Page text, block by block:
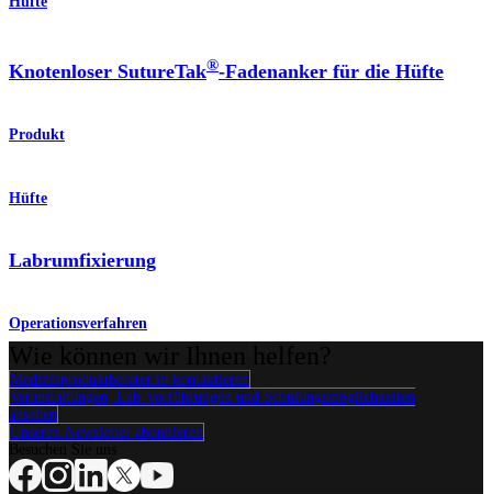
Knotenloser SutureTak®-Fadenanker für die Hüfte
Produkt
Hüfte
Labrumfixierung
Operationsverfahren
Medizinproduktberater:in kontaktieren
Veranstaltungen, Lab-Vorführungen und Schulungsmöglichkeiten
ansehen
Unseren Newsletter abonnieren